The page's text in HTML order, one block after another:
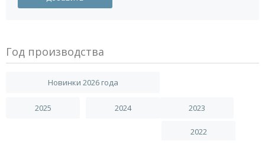
Год производства
Новинки 2026 года
2025 2024 2023
2022